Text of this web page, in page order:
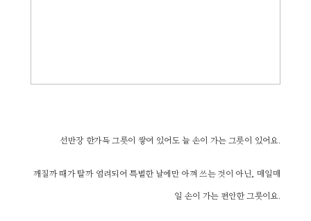
선반장 한가득 그릇이 쌓여 있어도 늘 손이 가는 그릇이 있어요.
깨질까 때가 탈까 염려되어 특별한 날에만 아껴 쓰는 것이 아닌, 매일매
일 손이 가는 편안한 그릇이요.